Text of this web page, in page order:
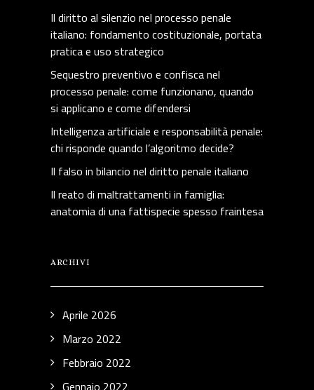
Il diritto al silenzio nel processo penale
italiano: fondamento costituzionale, portata
pratica e uso strategico
Sequestro preventivo e confisca nel
processo penale: come funzionano, quando
si applicano e come difendersi
Intelligenza artificiale e responsabilità penale:
chi risponde quando l’algoritmo decide?
Il falso in bilancio nel diritto penale italiano
Il reato di maltrattamenti in famiglia:
anatomia di una fattispecie spesso fraintesa
ARCHIVI
Aprile 2026
Marzo 2022
Febbraio 2022